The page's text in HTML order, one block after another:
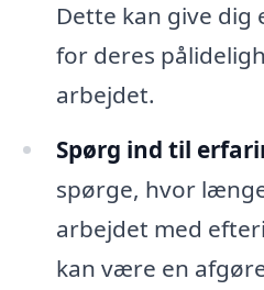
Dette kan give dig
for deres
arbejdet.
Spørg ind til
spørge, hvor
arbejdet med
kan være en